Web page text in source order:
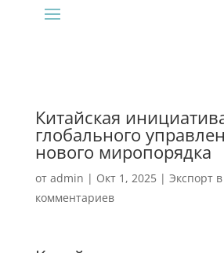
Китайская
глобального
нового миропорядка
от admin | Окт 1, 2025| Экспорт
комментариев